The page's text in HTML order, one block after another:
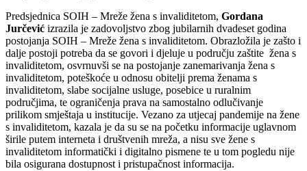
Predsjednica SOIH – Mreže žena s invaliditetom, Gordana
Jurčević izrazila je zadovoljstvo zbog jubilarnih dvadeset godina
postojanja SOIH – Mreže žena s invaliditetom. Obrazložila je zašto i
dalje postoji potreba da se govori i djeluje u području zaštite žena s
invaliditetom, osvrnuvši se na postojanje zanemarivanja žena s
invaliditetom, poteškoće u odnosu obitelji prema ženama s
invaliditetom, slabe socijalne usluge, posebice u ruralnim
područjima, te ograničenja prava na samostalno odlučivanje
prilikom smještaja u institucije. Vezano za utjecaj pandemije na žene
s invaliditetom, kazala je da su se na početku informacije uglavnom
širile putem interneta i društvenih mreža, a nisu sve žene s
invaliditetom informatički i digitalno pismene te u tom pogledu nije
bila osigurana dostupnost i pristupačnost informacija.